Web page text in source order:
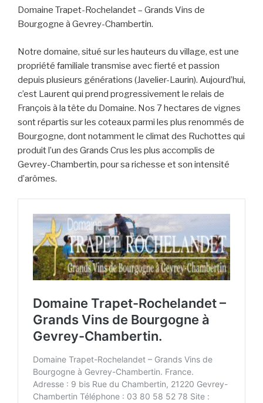
Domaine Trapet-Rochelandet – Grands Vins de
Bourgogne à Gevrey-Chambertin.
Notre domaine, situé sur les hauteurs du village, est une
propriété familiale transmise avec fierté et passion
depuis plusieurs générations (Javelier-Laurin). Aujourd’hui,
c’est Laurent qui prend progressivement le relais de
François à la tête du Domaine. Nos 7 hectares de vignes
sont répartis sur les coteaux parmi les plus renommés de
Bourgogne, dont notamment le climat des Ruchottes qui
produit l’un des Grands Crus les plus accomplis de
Gevrey-Chambertin, pour sa richesse et son intensité
d’arômes.